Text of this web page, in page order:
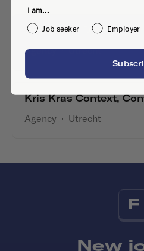
September Digital
Agency·Utrecht
Kris Kras Context,
Agency · Utrecht
F
New
I am...
Job seeker
Employer